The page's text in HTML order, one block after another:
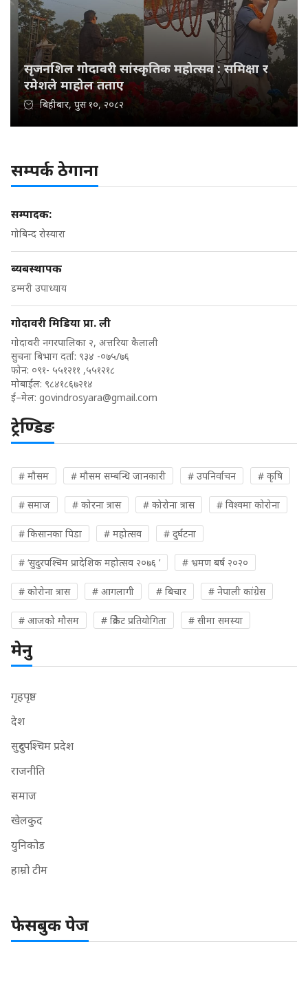
सृजनशिल गोदावरी सांस्कृतिक महोत्सव : समिक्षा र
रमेशले माहोल तताए
बिहीबार, पुस १०, २०८२
सम्पर्क ठेगाना
सम्पादक:
गोबिन्द रोस्यारा
ब्यबस्थापक
डम्मरी उपाध्याय
गोदावरी मिडिया प्रा. ली
गोदावरी नगरपालिका २, अत्तरिया कैलाली
सुचना बिभाग दर्ता: ९३४ -०७५/७६
फोन: ०९१- ५५१२११ ,५५१२१८
मोबाईल: ९८४१८६७२१४
ई–मेल: govindrosyara@gmail.com
ट्रेण्डिङ
# मौसम # मौसम सम्बन्धि जानकारी # उपनिर्वाचन # कृषि
# समाज # कोरना त्रास # कोरोना त्रास # विश्वमा कोरोना
# किसानका पिडा # महोत्सव # दुर्घटना
# ‘सुदुरपश्चिम प्रादेशिक महोत्सव २०७६ ’ # भ्रमण बर्ष २०२०
# कोरोना त्रास # आगलागी # बिचार # नेपाली कांग्रेस
# आजको मौसम # क्रिकेट प्रतियोगिता # सीमा समस्या
मेनु
गृहपृष्ठ
देश
सुदुरपश्चिम प्रदेश
राजनीति
समाज
खेलकुद
युनिकोड
हाम्रो टीम
फेसबुक पेज